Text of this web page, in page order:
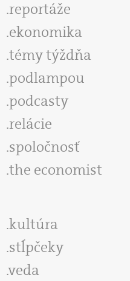
reportáže
ekonomika
témy týždňa
podlampou
podcasty
relácie
spoločnosť
the economist
kultúra
stĺpčeky
veda